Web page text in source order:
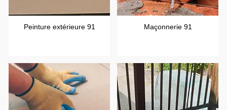
Peinture extérieure 91 Maçonnerie 91